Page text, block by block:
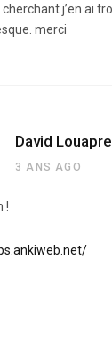
j’en ai
merci
David Louapre
3 ANS AGO
!